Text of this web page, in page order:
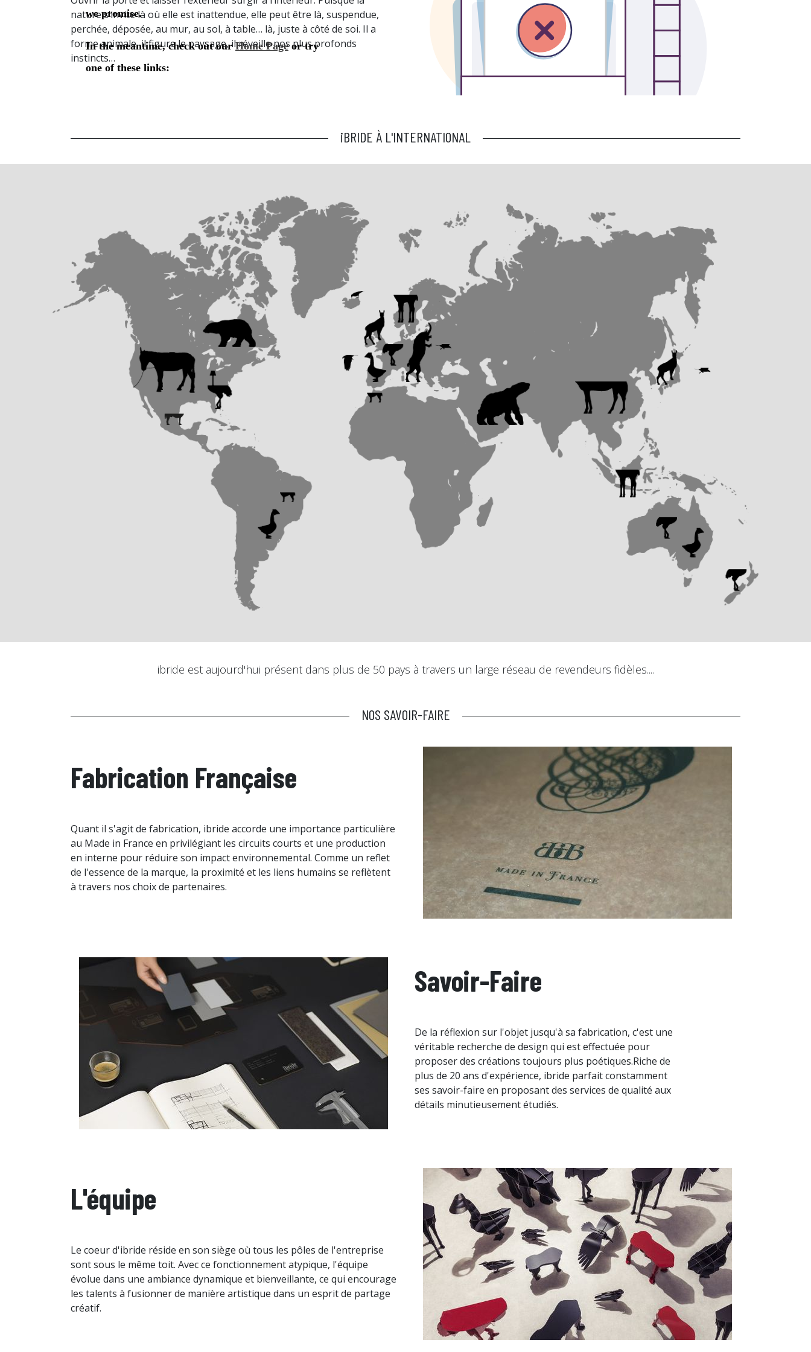
nature s’invite là où elle est inattendue, elle peut être là, suspendue,
perchée, déposée, au mur, au sol, à table… là, juste à côté de soi. Il a
forme animale, il figure le paysage, il réveille nos plus profonds
instincts…
iBRIDE À L'INTERNATIONAL
ibride est aujourd'hui présent dans plus de 50 pays à travers un large réseau de revendeurs fidèles....
NOS SAVOIR-FAIRE
Fabrication Française
Quant il s'agit de fabrication, ibride accorde une importance particulière
au Made in France en privilégiant les circuits courts et une production
en interne pour réduire son impact environnemental. Comme un reflet
de l'essence de la marque, la proximité et les liens humains se reflètent
à travers nos choix de partenaires.
Savoir-Faire
De la réflexion sur l'objet jusqu'à sa fabrication, c'est une
véritable recherche de design qui est effectuée pour
proposer des créations toujours plus poétiques.Riche de
plus de 20 ans d'expérience, ibride parfait constamment
ses savoir-faire en proposant des services de qualité aux
détails minutieusement étudiés.
L'équipe
Le coeur d'ibride réside en son siège où tous les pôles de l'entreprise
sont sous le même toit. Avec ce fonctionnement atypique, l'équipe
évolue dans une ambiance dynamique et bienveillante, ce qui encourage
les talents à fusionner de manière artistique dans un esprit de partage
créatif.